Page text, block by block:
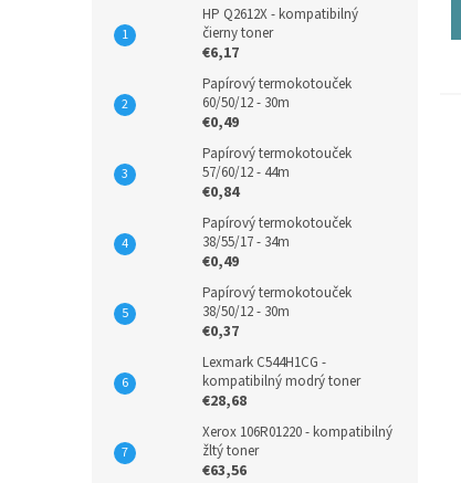
HP Q2612X - kompatibilný
čierny toner
€6,17
Papírový termokotouček
60/50/12 - 30m
€0,49
Papírový termokotouček
57/60/12 - 44m
€0,84
Papírový termokotouček
38/55/17 - 34m
€0,49
Papírový termokotouček
38/50/12 - 30m
€0,37
Lexmark C544H1CG -
kompatibilný modrý toner
€28,68
Xerox 106R01220 - kompatibilný
žltý toner
€63,56